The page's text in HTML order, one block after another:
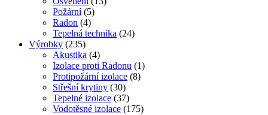
Požární (5)
Radon (4)
Tepelná technika (24)
Výrobky (235)
Akustika (4)
Izolace proti Radonu (1)
Protipožární izolace (8)
Střešní krytiny (30)
Tepelné izolace (37)
Vodotěsné izolace (175)